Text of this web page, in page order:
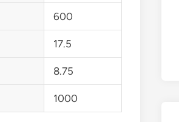
600
17.5
8.75
1000